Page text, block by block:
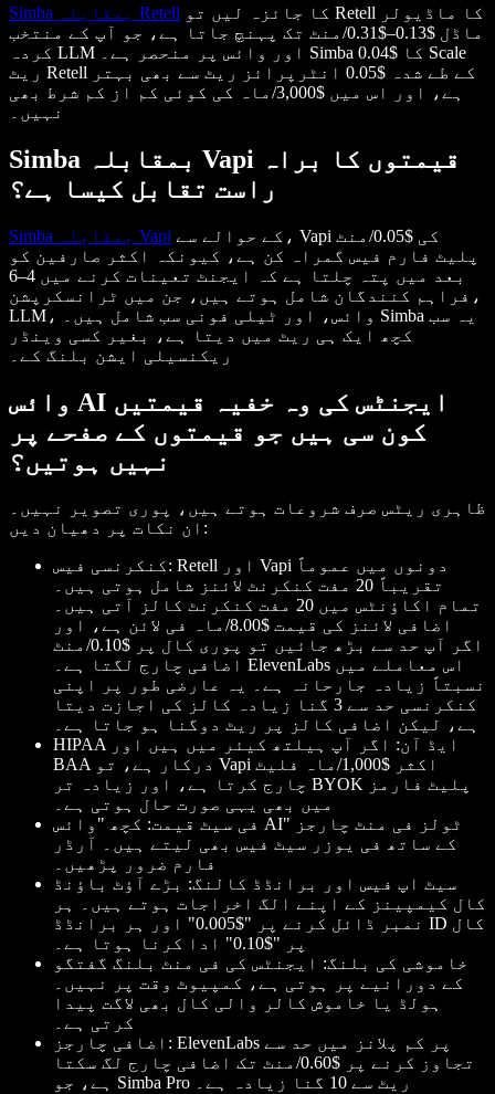
Simba بمقابلہ Retell
ماڈل $0.13–$0.31/منٹ تک پہنچ جاتا ہے، جو آپ کے منتخب
کردہ LLM اور وائس پر منحصر ہے۔ Simba کا $0.04 Scale
ریٹ Retell کے طے شدہ $0.05 انٹرپرائز ریٹ سے بھی بہتر
ہے، اور اس میں $3,000/ماہ کی کوئی کم از کم شرط بھی
نہیں۔
Simba بمقابلہ Vapi قیمتوں کا براہ
راست تقابل کیسا ہے؟
Simba بمقابلہ Vapi
پلیٹ فارم فیس گمراہ کن ہے، کیونکہ اکثر صارفین کو
بعد میں پتہ چلتا ہے کہ ایجنٹ تعینات کرنے میں 4–6
فراہم کنندگان شامل ہوتے ہیں، جن میں ٹرانسکرپشن،
LLM، وائس، اور ٹیلی فونی سب شامل ہیں۔ Simba یہ سب
کچھ ایک ہی ریٹ میں دیتا ہے، بغیر کسی وینڈر
ریکنسیلی ایشن بلنگ کے۔
وائس AI ایجنٹس کی وہ خفیہ قیمتیں
کون سی ہیں جو قیمتوں کے صفحے پر
نہیں ہوتیں؟
ظاہری ریٹس صرف شروعات ہوتے ہیں، پوری تصویر نہیں۔
ان نکات پر دھیان دیں:
کنکرنسی فیس: Retell اور Vapi دونوں میں عموماً
تقریباً 20 مفت کنکرنٹ لائنز شامل ہوتی ہیں۔
تمام اکاؤنٹس میں 20 مفت کنکرنٹ کالز آتی ہیں۔
اضافی لائنز کی قیمت $8.00/ماہ فی لائن ہے، اور
اگر آپ حد سے بڑھ جائیں تو پوری کال پر $0.10/منٹ
اضافی چارج لگتا ہے۔ ElevenLabs اس معاملے میں
نسبتاً زیادہ جارحانہ ہے۔ یہ عارضی طور پر اپنی
کنکرنسی حد سے 3 گنا زیادہ کالز کی اجازت دیتا
ہے، لیکن اضافی کالز پر ریٹ دوگنا ہو جاتا ہے۔
HIPAA ایڈ آن: اگر آپ ہیلتھ کیئر میں ہیں اور
BAA درکار ہے، تو Vapi اکثر $1,000/ماہ فلیٹ
چارج کرتا ہے، اور زیادہ تر BYOK پلیٹ فارمز
میں بھی یہی صورت حال ہوتی ہے۔
فی سیٹ قیمت: کچھ "وائس AI" ٹولز فی منٹ چارجز
کے ساتھ فی یوزر سیٹ فیس بھی لیتے ہیں۔ آرڈر
فارم ضرور پڑھیں۔
سیٹ اپ فیس اور برانڈڈ کالنگ: بڑے آؤٹ باؤنڈ
کال کیمپینز کے اپنے الگ اخراجات ہوتے ہیں۔ ہر
نمبر ڈائل کرنے پر "$0.005" اور ہر برانڈڈ ID کال
پر "$0.10" ادا کرنا ہوتا ہے۔
خاموشی کی بلنگ: ایجنٹس کی فی منٹ بلنگ گفتگو
کے دورانیے پر ہوتی ہے، کمپیوٹ وقت پر نہیں۔
ہولڈ یا خاموش کالر والی کال بھی لاگت پیدا
کرتی ہے۔
اضافی چارجز: ElevenLabs پر کم پلانز میں حد سے
تجاوز کرنے پر $0.60/منٹ تک اضافی چارج لگ سکتا
ہے، جو Simba Pro ریٹ سے 10 گنا زیادہ ہے۔